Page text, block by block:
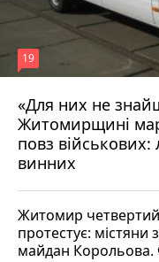
«Для них не
Житомирщині
повз
винних
19
17 липня 2026 р.
Житомир
протестує:
майдан